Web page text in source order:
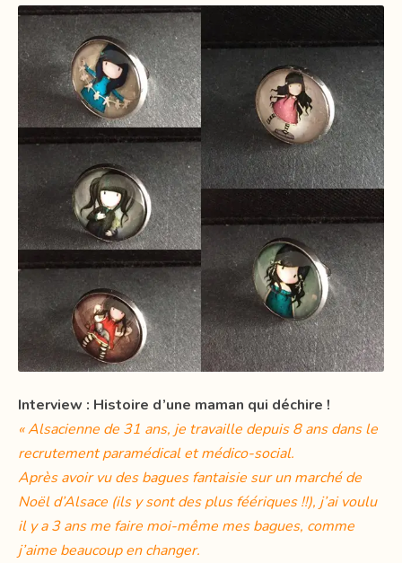
Interview : Histoire d’une maman qui déchire !
« Alsacienne de 31 ans, je travaille depuis 8 ans dans le
recrutement paramédical et médico-social.
Après avoir vu des bagues fantaisie sur un marché de
Noël d’Alsace (ils y sont des plus féériques !!), j’ai voulu
il y a 3 ans me faire moi-même mes bagues, comme
j’aime beaucoup en changer.